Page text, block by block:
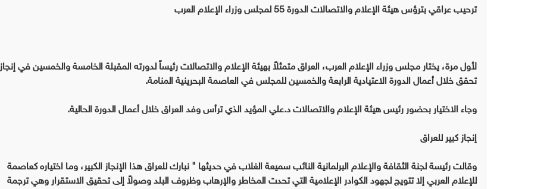
ترحيب عراقي بترؤس هيئة الإعلام والاتصالات الدورة 55 لمجلس وزراء الإعلام العرب
لأول مرة، يختار مجلس وزراء الإعلام العرب، العراق متمثلاً بهيئة الإعلام والاتصالات رئيساً لدورته المقبلة الخامسة والخمسين في إنجاز
تحقق خلال أعمال الدورة الاعتيادية الرابعة والخمسين للمجلس في العاصمة البحرينية المنامة.
وجاء الاختيار بحضور رئيس هيئة الإعلام والاتصالات د.علي المؤيد الذي ترأس وفد العراق خلال أعمال الدورة الحالية.
إنجاز كبير للعراق
وقالت رئيسة لجنة الثقافة والإعلام البرلمانية النائب سميعة الغلاب في حديثها " نبارك للعراق هذا الإنجاز الكبير، وما اختياره كعاصمة
للإعلام العربي إلا تتويج لجهود الكوادر الإعلامية التي تحدت المخاطر والإرهاب وظروف البلد وصولاً إلى تحقيق الاستقرار وهي ترجمة